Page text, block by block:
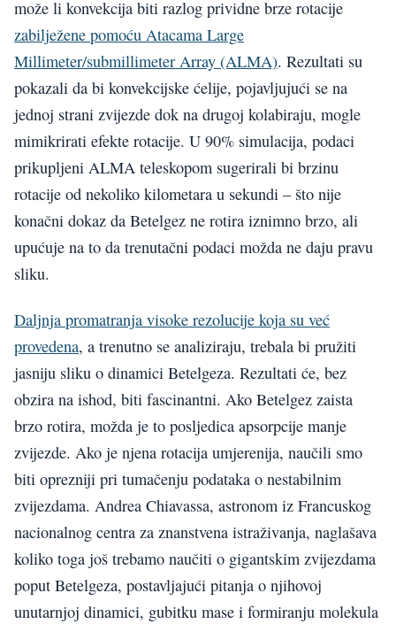
može li konvekcija biti razlog prividne brze rotacije
zabilježene pomoću Atacama Large
Millimeter/submillimeter Array (ALMA). Rezultati su
pokazali da bi konvekcijske ćelije, pojavljujući se na
jednoj strani zvijezde dok na drugoj kolabiraju, mogle
mimikrirati efekte rotacije. U 90% simulacija, podaci
prikupljeni ALMA teleskopom sugerirali bi brzinu
rotacije od nekoliko kilometara u sekundi – što nije
konačni dokaz da Betelgez ne rotira iznimno brzo, ali
upućuje na to da trenutačni podaci možda ne daju pravu
sliku.
Daljnja promatranja visoke rezolucije koja su već
provedena, a trenutno se analiziraju, trebala bi pružiti
jasniju sliku o dinamici Betelgeza. Rezultati će, bez
obzira na ishod, biti fascinantni. Ako Betelgez zaista
brzo rotira, možda je to posljedica apsorpcije manje
zvijezde. Ako je njena rotacija umjerenija, naučili smo
biti oprezniji pri tumačenju podataka o nestabilnim
zvijezdama. Andrea Chiavassa, astronom iz Francuskog
nacionalnog centra za znanstvena istraživanja, naglašava
koliko toga još trebamo naučiti o gigantskim zvijezdama
poput Betelgeza, postavljajući pitanja o njihovoj
unutarnjoj dinamici, gubitku mase i formiranju molekula